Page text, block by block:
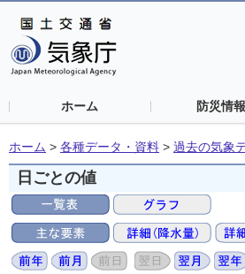
ホーム 防災情報
ホーム > 各種データ・資料 > 過去の気象
日ごとの値